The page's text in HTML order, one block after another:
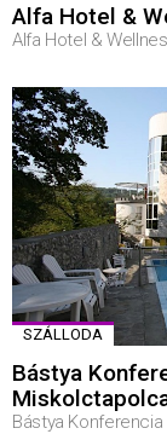
Alfa Hotel &
Alfa Hotel &
SZÁLLODA
Bástya
Bástya